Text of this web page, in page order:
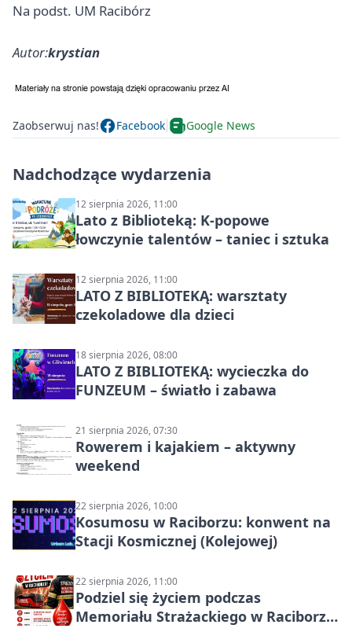
Na podst. UM Racibórz
Autor:krystian
Zaobserwuj nas! Facebook Google News
Nadchodzące wydarzenia
12 sierpnia 2026, 11:00
Lato z Biblioteką: K-popowe
łowczynie talentów – taniec i sztuka
12 sierpnia 2026, 11:00
LATO Z BIBLIOTEKĄ: warsztaty
czekoladowe dla dzieci
18 sierpnia 2026, 08:00
LATO Z BIBLIOTEKĄ: wycieczka do
FUNZEUM – światło i zabawa
21 sierpnia 2026, 07:30
Rowerem i kajakiem – aktywny
weekend
22 sierpnia 2026, 10:00
Kosumosu w Raciborzu: konwent na
Stacji Kosmicznej (Kolejowej)
22 sierpnia 2026, 11:00
Podziel się życiem podczas
Memoriału Strażackiego w Raciborzu